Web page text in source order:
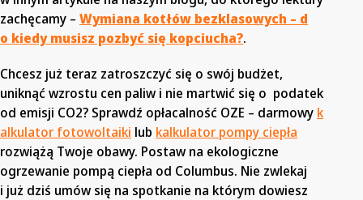
zachęcamy – Wymiana kotłów bezklasowych – d
o kiedy musisz pozbyć się kopciucha?.
Chcesz już teraz zatroszczyć się o swój budżet,
uniknąć wzrostu cen paliw i nie martwić się o podatek
od emisji CO2? Sprawdź opłacalność OZE – darmowy k
alkulator fotowoltaiki lub kalkulator pompy ciepła
rozwiążą Twoje obawy. Postaw na ekologiczne
ogrzewanie pompą ciepła od Columbus. Nie zwlekaj
i już dziś umów się na spotkanie na którym dowiesz